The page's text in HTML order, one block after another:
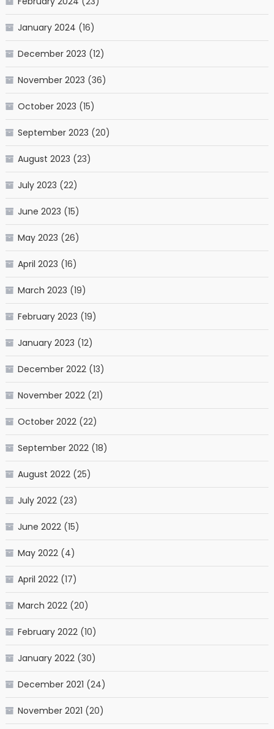
January 2024 (16)
December 2023 (12)
November 2023 (36)
October 2023 (15)
September 2023 (20)
August 2023 (23)
July 2023 (22)
June 2023 (15)
May 2023 (26)
April 2023 (16)
March 2023 (19)
February 2023 (19)
January 2023 (12)
December 2022(13)
November 2022(21)
October 2022(22)
September 2022(18)
August 2022(25)
July 2022(23)
June 2022(15)
May 2022(4)
April 2022(17)
March 2022(20)
February 2022(10)
January 2022(30)
December 2021 (24)
November 2021 (20)